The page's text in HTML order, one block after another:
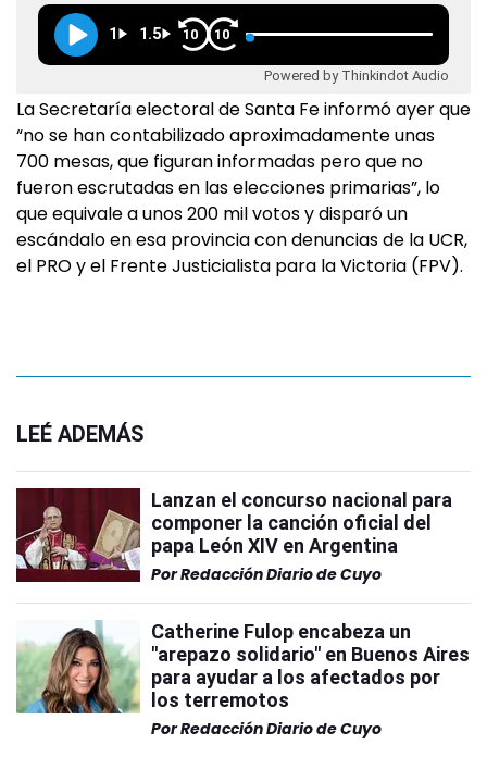
1 1.5 10 10
Powered by Thinkindot Audio
La Secretaría electoral de Santa Fe informó ayer que
“no se han contabilizado aproximadamente unas
700 mesas, que figuran informadas pero que no
fueron escrutadas en las elecciones primarias”, lo
que equivale a unos 200 mil votos y disparó un
escándalo en esa provincia con denuncias de la UCR,
el PRO y el Frente Justicialista para la Victoria (FPV).
LEÉ ADEMÁS
Lanzan el concurso nacional para
componer la canción oficial del
papa León XIV en Argentina
PorRedacción Diario de Cuyo
Catherine Fulop encabeza un
"arepazo solidario" en Buenos Aires
para ayudar a los afectados por
los terremotos
PorRedacción Diario de Cuyo